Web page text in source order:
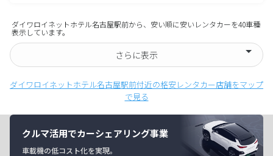
ダイワロイネットホテル名古屋駅前から、安い順に安いレンタカーを40車種
表示しています。
さらに表示
ダイワロイネットホテル名古屋駅前付近の格安レンタカー店舗をマップ
で見る
クルマ活用でカーシェアリング事業
車載機の低コスト化を実現。